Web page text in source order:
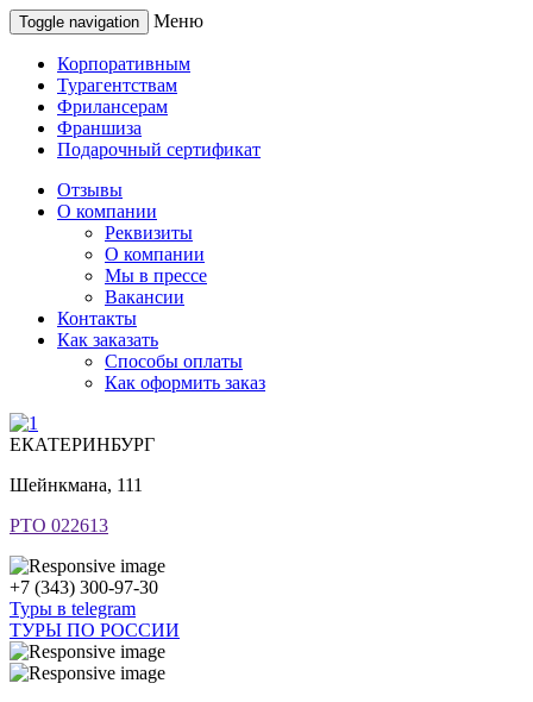
Toggle navigation Меню
Корпоративным
Турагентствам
Фрилансерам
Франшиза
Подарочный сертификат
Отзывы
О компании
Реквизиты
О компании
Мы в прессе
Вакансии
Контакты
Как заказать
Способы оплаты
Как оформить заказ
ЕКАТЕРИНБУРГ
Шейнкмана, 111
РТО 022613
+7 (343) 300-97-30
Туры в telegram
ТУРЫ ПО РОССИИ